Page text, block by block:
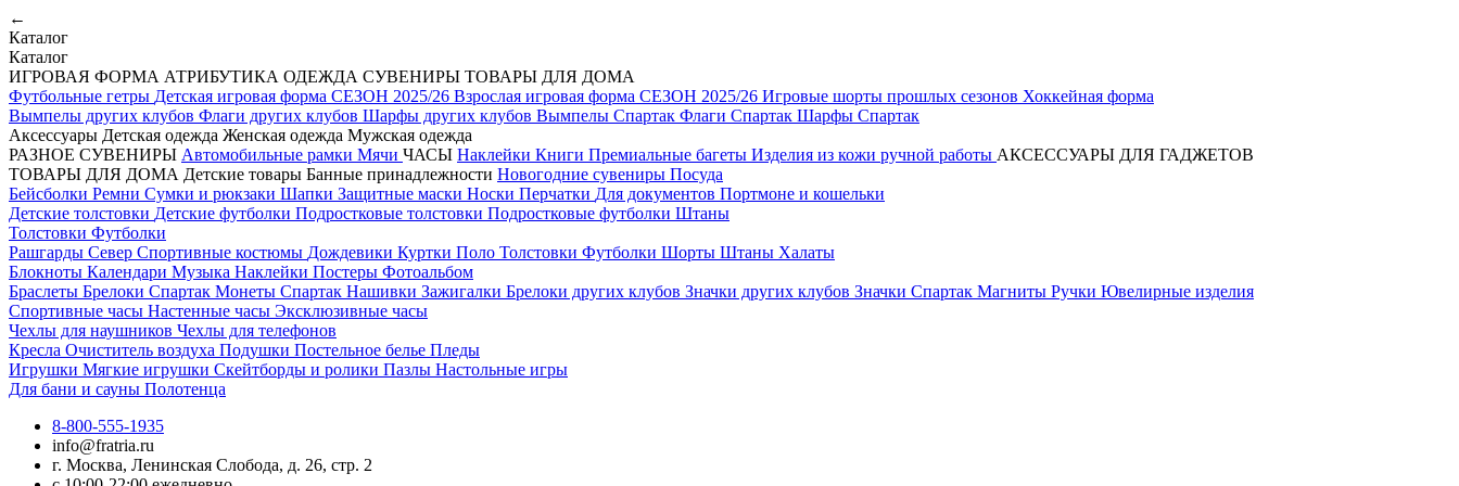
←
Каталог
Каталог
ИГРОВАЯ ФОРМА АТРИБУТИКА ОДЕЖДА СУВЕНИРЫ ТОВАРЫ ДЛЯ ДОМА
Футбольные гетры Детская игровая форма СЕЗОН 2025/26 Взрослая игровая форма СЕЗОН 2025/26 Игровые шорты прошлых сезонов Хоккейная форма
Вымпелы других клубов Флаги других клубов Шарфы других клубов Вымпелы Спартак Флаги Спартак Шарфы Спартак
Аксессуары Детская одежда Женская одежда Мужская одежда
РАЗНОЕ СУВЕНИРЫ Автомобильные рамки Мячи ЧАСЫ Наклейки Книги Премиальные багеты Изделия из кожи ручной работы АКСЕССУАРЫ ДЛЯ ГАДЖЕТОВ
ТОВАРЫ ДЛЯ ДОМА Детские товары Банные принадлежности Новогодние сувениры Посуда
Бейсболки Ремни Сумки и рюкзаки Шапки Защитные маски Носки Перчатки Для документов Портмоне и кошельки
Детские толстовки Детские футболки Подростковые толстовки Подростковые футболки Штаны
Толстовки Футболки
Рашгарды Север Спортивные костюмы Дождевики Куртки Поло Толстовки Футболки Шорты Штаны Халаты
Блокноты Календари Музыка Наклейки Постеры Фотоальбом
Браслеты Брелоки Спартак Монеты Спартак Нашивки Зажигалки Брелоки других клубов Значки других клубов Значки Спартак Магниты Ручки Ювелирные изделия
Спортивные часы Настенные часы Эксклюзивные часы
Чехлы для наушников Чехлы для телефонов
Кресла Очиститель воздуха Подушки Постельное белье Пледы
Игрушки Мягкие игрушки Скейтборды и ролики Пазлы Настольные игры
Для бани и сауны Полотенца
8-800-555-1935
info@fratria.ru
г. Москва, Ленинская Слобода, д. 26, стр. 2